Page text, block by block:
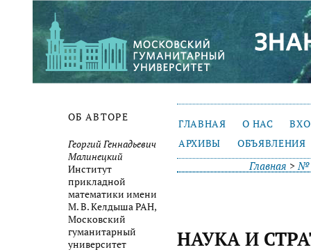
ОБ АВТОРЕ
Георгий Геннадьевич
Малинецкий
Институт
прикладной
математики имени
М. В. Келдыша РАН,
Московский
гуманитарный
университет
ГЛАВНАЯ О НАС
АРХИВЫ
ОБЪЯВЛЕНИЯ
Главная >№
НАУКА И